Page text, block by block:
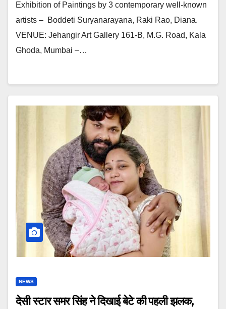
Exhibition of Paintings by 3 contemporary well-known
artists – Boddeti Suryanarayana, Raki Rao, Diana.
VENUE: Jehangir Art Gallery 161-B, M.G. Road, Kala
Ghoda, Mumbai –…
NEWS
देसी स्टार समर सिंह ने दिखाई बेटे की पहली झलक,